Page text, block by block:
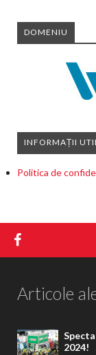
DOMENIU
INFORMAȚII
Politica de
Articole
2024!